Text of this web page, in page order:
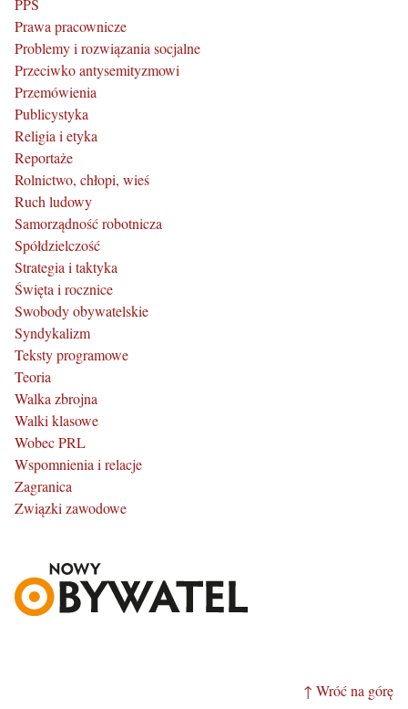
PPS
Prawa pracownicze
Problemy i rozwiązania socjalne
Przeciwko antysemityzmowi
Przemówienia
Publicystyka
Religia i etyka
Reportaże
Rolnictwo, chłopi, wieś
Ruch ludowy
Samorządność robotnicza
Spółdzielczość
Strategia i taktyka
Święta i rocznice
Swobody obywatelskie
Syndykalizm
Teksty programowe
Teoria
Walka zbrojna
Walki klasowe
Wobec PRL
Wspomnienia i relacje
Zagranica
Związki zawodowe
↑ Wróć na górę